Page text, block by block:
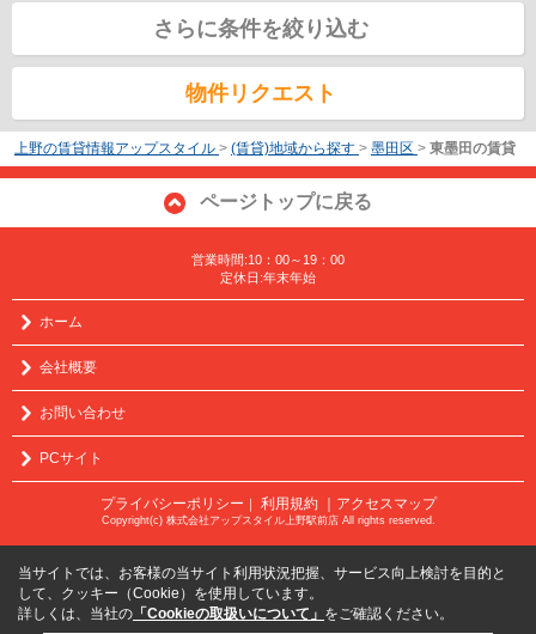
さらに条件を絞り込む
物件リクエスト
上野の賃貸情報アップスタイル > (賃貸)地域から探す > 墨田区 > 東墨田の賃貸
ページトップに戻る
営業時間:10：00～19：00
定休日:年末年始
ホーム
会社概要
お問い合わせ
PCサイト
プライバシーポリシー ｜ 利用規約 ｜アクセスマップ
Copyright(c) 株式会社アップスタイル上野駅前店 All rights reserved.
当サイトでは、お客様の当サイト利用状況把握、サービス向上検討を目的と
して、クッキー（Cookie）を使用しています。
詳しくは、当社の 「Cookieの取扱いについて」 をご確認ください。